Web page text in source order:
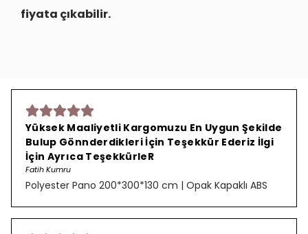
fiyata çıkabilir.
Yüksek Maaliyetli Kargomuzu En Uygun Şekilde
Bulup Gönnderdikleri İçin Teşekkür Ederiz İlgi
İçin Ayrıca TeşekkürleR
Fatih Kumru
Polyester Pano 200*300*130 cm | Opak Kapaklı ABS